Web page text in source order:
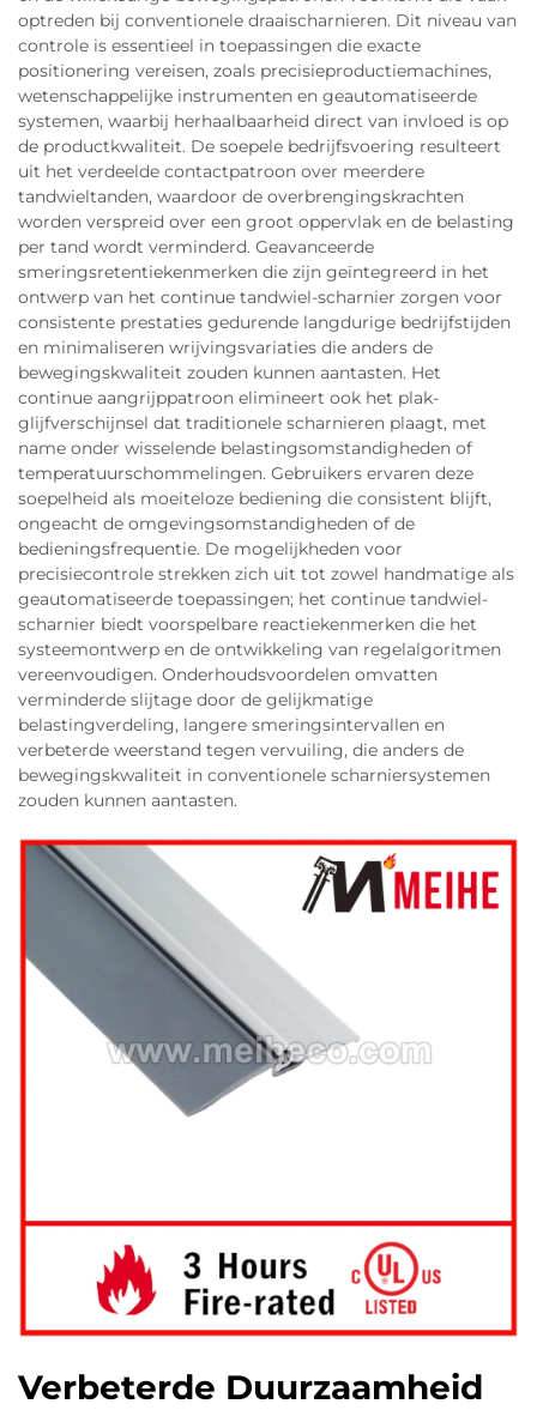
optreden bij conventionele draaischarnieren. Dit niveau van
controle is essentieel in toepassingen die exacte
positionering vereisen, zoals precisieproductiemachines,
wetenschappelijke instrumenten en geautomatiseerde
systemen, waarbij herhaalbaarheid direct van invloed is op
de productkwaliteit. De soepele bedrijfsvoering resulteert
uit het verdeelde contactpatroon over meerdere
tandwieltanden, waardoor de overbrengingskrachten
worden verspreid over een groot oppervlak en de belasting
per tand wordt verminderd. Geavanceerde
smeringsretentiekenmerken die zijn geïntegreerd in het
ontwerp van het continue tandwiel-scharnier zorgen voor
consistente prestaties gedurende langdurige bedrijfstijden
en minimaliseren wrijvingsvariaties die anders de
bewegingskwaliteit zouden kunnen aantasten. Het
continue aangrijppatroon elimineert ook het plak-
glijfverschijnsel dat traditionele scharnieren plaagt, met
name onder wisselende belastingsomstandigheden of
temperatuurschommelingen. Gebruikers ervaren deze
soepelheid als moeiteloze bediening die consistent blijft,
ongeacht de omgevingsomstandigheden of de
bedieningsfrequentie. De mogelijkheden voor
precisiecontrole strekken zich uit tot zowel handmatige als
geautomatiseerde toepassingen; het continue tandwiel-
scharnier biedt voorspelbare reactiekenmerken die het
systeemontwerp en de ontwikkeling van regelalgoritmen
vereenvoudigen. Onderhoudsvoordelen omvatten
verminderde slijtage door de gelijkmatige
belastingverdeling, langere smeringsintervallen en
verbeterde weerstand tegen vervuiling, die anders de
bewegingskwaliteit in conventionele scharniersystemen
zouden kunnen aantasten.
Verbeterde Duurzaamheid